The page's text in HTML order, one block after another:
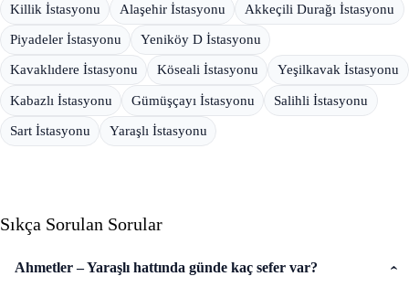
Killik İstasyonu Alaşehir İstasyonu Akkeçili Durağı İstasyonu
Piyadeler İstasyonu Yeniköy D İstasyonu
Kavaklıdere İstasyonu Köseali İstasyonu Yeşilkavak İstasyonu
Kabazlı İstasyonu Gümüşçayı İstasyonu Salihli İstasyonu
Sart İstasyonu Yaraşlı İstasyonu
Sıkça Sorulan Sorular
Ahmetler – Yaraşlı hattında günde kaç sefer var?